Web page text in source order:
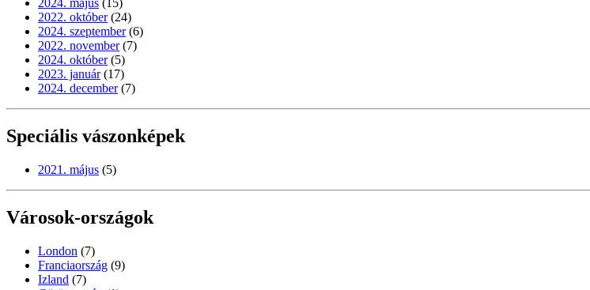
2024. május (15)
2022. október (24)
2024. szeptember (6)
2022. november (7)
2024. október (5)
2023. január (17)
2024. december (7)
Speciális vászonképek
2021. május (5)
Városok-országok
London (7)
Franciaország (9)
Izland (7)